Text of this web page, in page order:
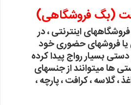
(بگ فروشگاهی)
اینترنتی ، در
یا فروشهای حضوری خود
بسیار رواج پیدا کرده
ها میتوانند از جنسهای
گلاسه ، کرافت ، پارچه ،